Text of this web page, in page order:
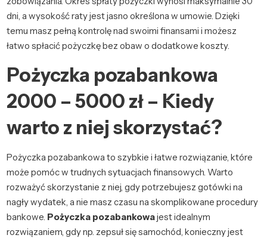
dni, a wysokość raty jest jasno określona w umowie. Dzięki
temu masz pełną kontrolę nad swoimi finansami i możesz
łatwo spłacić pożyczkę bez obaw o dodatkowe koszty.
Pożyczka pozabankowa
2000 – 5000 zł – Kiedy
warto z niej skorzystać?
Pożyczka pozabankowa to szybkie i łatwe rozwiązanie, które
może pomóc w trudnych sytuacjach finansowych. Warto
rozważyć skorzystanie z niej, gdy potrzebujesz gotówki na
nagły wydatek, a nie masz czasu na skomplikowane procedury
bankowe. Pożyczka pozabankowajest idealnym
rozwiązaniem, gdy np. zepsuł się samochód, konieczny jest